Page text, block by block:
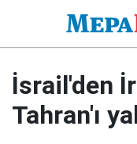
İsrail'den
Tahran'ı